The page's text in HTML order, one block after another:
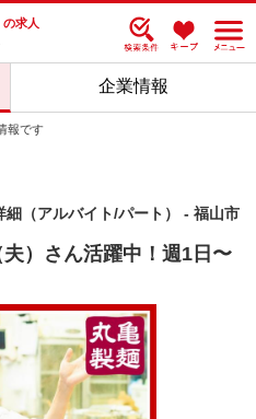
の求人
企業情報
報です
（アルバイト/パート） - 福山市
夫）さん活躍中！週1日〜